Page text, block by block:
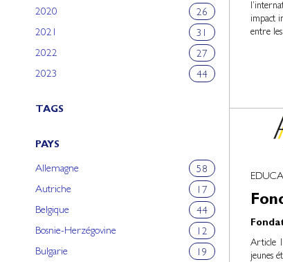
2020
26
2021
31
2022
27
2023
44
TAGS
PAYS
Allemagne
58
Autriche
17
Belgique
44
Bosnie-Herzégovine
12
Bulgarie
19
impact
entre
Article
jeunes